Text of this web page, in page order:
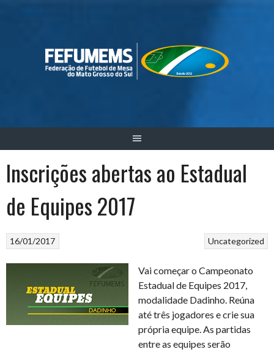
Inscrições abertas ao Estadual
de Equipes 2017
Uncategorized
16/01/2017
Vai começar o Campeonato
Estadual de Equipes 2017,
modalidade Dadinho. Reúna
até três jogadores e crie sua
própria equipe. As partidas
entre as equipes serão